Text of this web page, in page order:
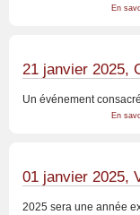
En
21 janvier 2025,
Un événement
En
01 janvier 2025,
2025 sera une année